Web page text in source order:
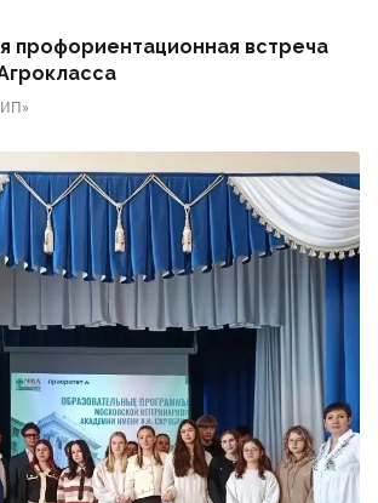
профориентационная встреча